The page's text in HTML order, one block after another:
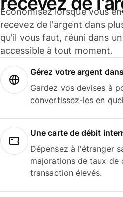
Économisez lorsque vous
recevez de l'argent dans
qu'il vous faut, réuni dans
accessible à tout moment.
Gérez votre argent
Gardez vos devises à
convertissez-les en
Une carte de débit
Dépensez à l'étranger
majorations de taux de
transaction élevés.